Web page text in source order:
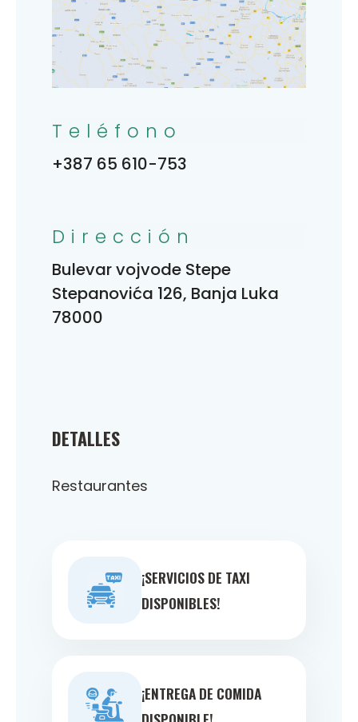
DETALLES
Restaurantes
¡SERVICIOS DE TAXI
DISPONIBLES!
¡ENTREGA DE COMIDA
Teléfono
+387 65 610-753
Dirección
Bulevar vojvode Stepe
Stepanovića 126, Banja Luka
78000